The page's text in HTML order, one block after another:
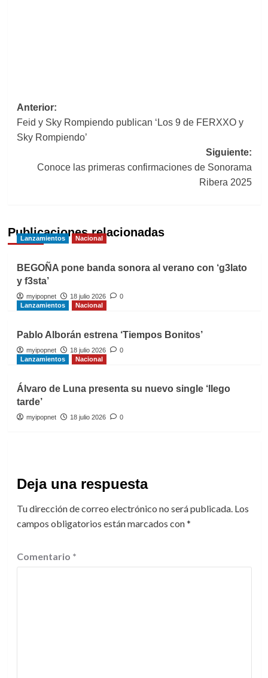
Navegación
de
entradas
Anterior:
Feid y Sky Rompiendo publican ‘Los 9 de FERXXO y
Sky Rompiendo’
Siguiente:
Conoce las primeras confirmaciones de Sonorama
Ribera 2025
Publicaciones relacionadas
Lanzamientos Nacional
BEGOÑA pone banda sonora al verano con ‘g3lato
y f3sta’
myipopnet 18 julio 2026
0
Lanzamientos
Nacional
Pablo Alborán estrena ‘Tiempos Bonitos’
myipopnet 18 julio 2026
0
Lanzamientos
Nacional
Álvaro de Luna presenta su nuevo single ‘llego
tarde’
myipopnet 18 julio 2026 0
Deja una respuesta
Tu dirección de correo electrónico no será publicada. Los
campos obligatorios están marcados con*
Comentario *